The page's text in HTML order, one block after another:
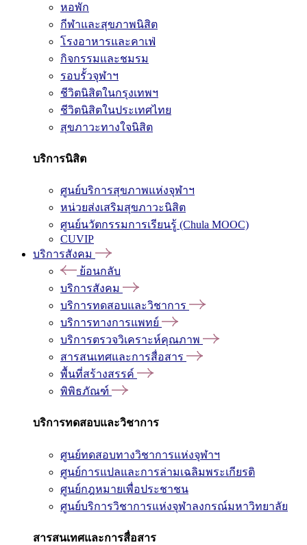
หอพัก
กีฬาและสุขภาพนิสิต
โรงอาหารและคาเฟ่
กิจกรรมและชมรม
รอบรั้วจุฬาฯ
ชีวิตนิสิตในกรุงเทพฯ
ชีวิตนิสิตในประเทศไทย
สุขภาวะทางใจนิสิต
บริการนิสิต
ศูนย์บริการสุขภาพแห่งจุฬาฯ
หน่วยส่งเสริมสุขภาวะนิสิต
ศูนย์นวัตกรรมการเรียนรู้ (Chula MOOC)
CUVIP
บริการสังคม
ย้อนกลับ
บริการสังคม
บริการทดสอบและวิชาการ
บริการทางการแพทย์
บริการตรวจวิเคราะห์คุณภาพ
สารสนเทศและการสื่อสาร
พื้นที่สร้างสรรค์
พิพิธภัณฑ์
บริการทดสอบและวิชาการ
ศูนย์ทดสอบทางวิชาการแห่งจุฬาฯ
ศูนย์การแปลและการล่ามเฉลิมพระเกียรติ
ศูนย์กฎหมายเพื่อประชาชน
ศูนย์บริการวิชาการแห่งจุฬาลงกรณ์มหาวิทยาลัย
สารสนเทศและการสื่อสาร